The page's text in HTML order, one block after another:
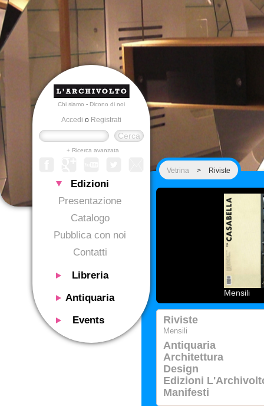
Chi siamo - Dicono di noi
Accedi o Registrati
+ Ricerca avanzata
Edizioni
Presentazione
Catalogo
Pubblica con noi
Contatti
Libreria
Presentazione
Servizi
Riviste
Antiquaria
Presentazione
Si acquistano
Events
Presentazione
Vetrina > Riviste
Mensili
Riviste
Mensili
Antiquaria
Architettura
Design
Edizioni
Manifesti